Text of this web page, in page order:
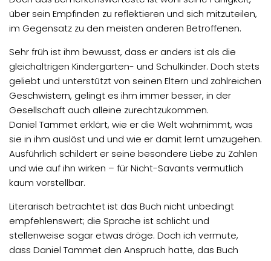
über sein Empfinden zu reflektieren und sich mitzuteilen,
im Gegensatz zu den meisten anderen Betroffenen.
Sehr früh ist ihm bewusst, dass er anders ist als die
gleichaltrigen Kindergarten- und Schulkinder. Doch stets
geliebt und unterstützt von seinen Eltern und zahlreichen
Geschwistern, gelingt es ihm immer besser, in der
Gesellschaft auch alleine zurechtzukommen.
Daniel Tammet erklärt, wie er die Welt wahrnimmt, was
sie in ihm auslöst und und wie er damit lernt umzugehen.
Ausführlich schildert er seine besondere Liebe zu Zahlen
und wie auf ihn wirken – für Nicht-Savants vermutlich
kaum vorstellbar.
Literarisch betrachtet ist das Buch nicht unbedingt
empfehlenswert; die Sprache ist schlicht und
stellenweise sogar etwas dröge. Doch ich vermute,
dass Daniel Tammet den Anspruch hatte, das Buch